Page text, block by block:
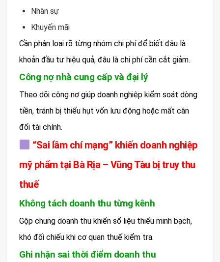
Nhân sự
Khuyến mãi
Cần phân loại rõ từng nhóm chi phí để biết đâu là
khoản đầu tư hiệu quả, đâu là chi phí cần cắt giảm.
Công nợ nhà cung cấp và đại lý
Theo dõi công nợ giúp doanh nghiệp kiểm soát dòng
tiền, tránh bị thiếu hụt vốn lưu động hoặc mất cân
đối tài chính.
“Sai lầm chí mạng” khiến doanh nghiệp
mỹ phẩm tại Bà Rịa – Vũng Tàu bị truy thu
thuế
Không tách doanh thu từng kênh
Gộp chung doanh thu khiến số liệu thiếu minh bạch,
khó đối chiếu khi cơ quan thuế kiểm tra.
Ghi nhận sai thời điểm doanh thu